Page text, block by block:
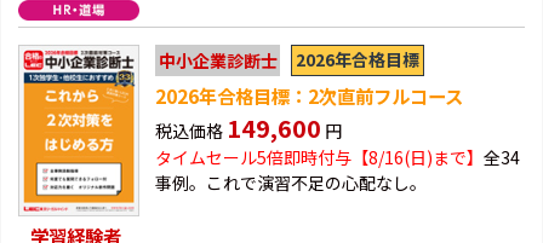
学習経験者
中小企業診断士 2026年合格目標
2026年合格目標：2次直前フルコース
税込価格 149,600 円
タイムセール5倍即時付与【8/16(日)まで】 全34
事例。これで演習不足の心配なし。